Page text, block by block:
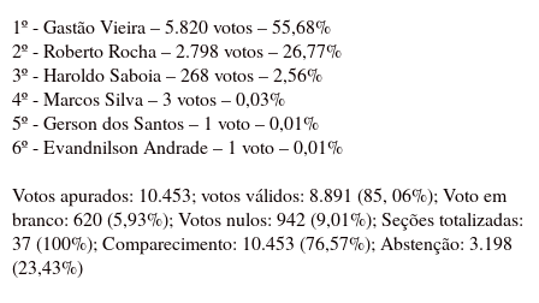
1º - Gastão Vieira – 5.820 votos – 55,68%
2º - Roberto Rocha – 2.798 votos – 26,77%
3º - Haroldo Saboia – 268 votos – 2,56%
4º - Marcos Silva – 3 votos – 0,03%
5º - Gerson dos Santos – 1 voto – 0,01%
6º - Evandnilson Andrade – 1 voto – 0,01%
Votos apurados: 10.453; votos válidos: 8.891 (85, 06%); Voto em
branco: 620 (5,93%); Votos nulos: 942 (9,01%); Seções totalizadas:
37 (100%); Comparecimento: 10.453 (76,57%); Abstenção: 3.198
(23,43%)